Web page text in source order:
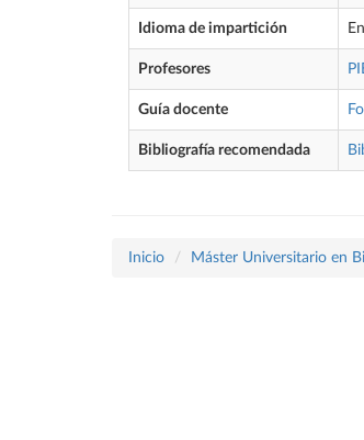
Idioma de impartición
Profesores
Guía docente
Bibliografía recomendada
Inicio Máster Universitario en